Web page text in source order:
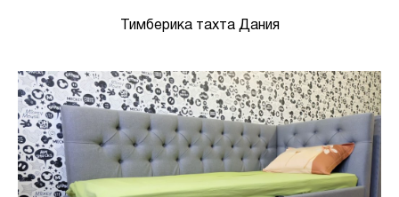
Тимберика тахта Дания